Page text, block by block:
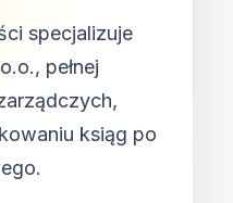
specjalizuje
pełnej
ksiąg po